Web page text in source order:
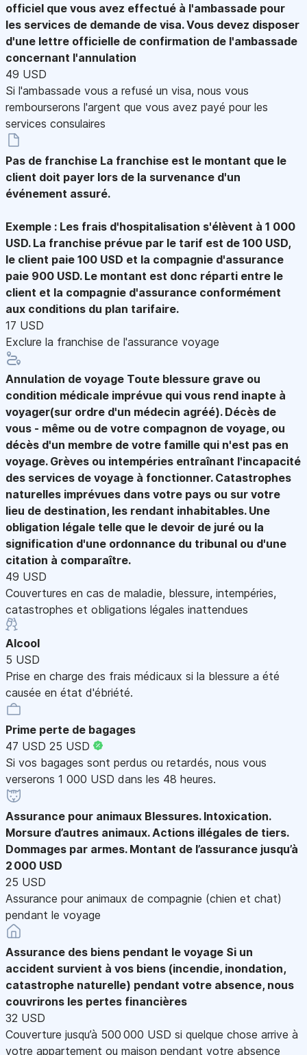
officiel que vous avez effectué à l'ambassade pour
les services de demande de visa. Vous devez disposer
d'une lettre officielle de confirmation de l'ambassade
concernant l'annulation
49 USD
Si l'ambassade vous a refusé un visa, nous vous
rembourserons l'argent que vous avez payé pour les
services consulaires
Pas de franchise La franchise est le montant que le
client doit payer lors de la survenance d'un
événement assuré.
Exemple : Les frais d'hospitalisation s'élèvent à 1 000
USD. La franchise prévue par le tarif est de 100 USD,
le client paie 100 USD et la compagnie d'assurance
paie 900 USD. Le montant est donc réparti entre le
client et la compagnie d'assurance conformément
aux conditions du plan tarifaire.
17 USD
Exclure la franchise de l'assurance voyage
Annulation de voyage Toute blessure grave ou
condition médicale imprévue qui vous rend inapte à
voyager(sur ordre d'un médecin agréé). Décès de
vous - même ou de votre compagnon de voyage, ou
décès d'un membre de votre famille qui n'est pas en
voyage. Grèves ou intempéries entraînant l'incapacité
des services de voyage à fonctionner. Catastrophes
naturelles imprévues dans votre pays ou sur votre
lieu de destination, les rendant inhabitables. Une
obligation légale telle que le devoir de juré ou la
signification d'une ordonnance du tribunal ou d'une
citation à comparaître.
49 USD
Couvertures en cas de maladie, blessure, intempéries,
catastrophes et obligations légales inattendues
Alcool
5 USD
Prise en charge des frais médicaux si la blessure a été
causée en état d'ébriété.
Prime perte de bagages
47 USD 25 USD
Si vos bagages sont perdus ou retardés, nous vous
verserons 1 000 USD dans les 48 heures.
Assurance pour animaux Blessures. Intoxication.
Morsure d’autres animaux. Actions illégales de tiers.
Dommages par armes. Montant de l’assurance jusqu’à
2 000 USD
25 USD
Assurance pour animaux de compagnie (chien et chat)
pendant le voyage
Assurance des biens pendant le voyage Si un
accident survient à vos biens (incendie, inondation,
catastrophe naturelle) pendant votre absence, nous
couvrirons les pertes financières
32 USD
Couverture jusqu’à 500 000 USD si quelque chose arrive à
votre appartement ou maison pendant votre absence